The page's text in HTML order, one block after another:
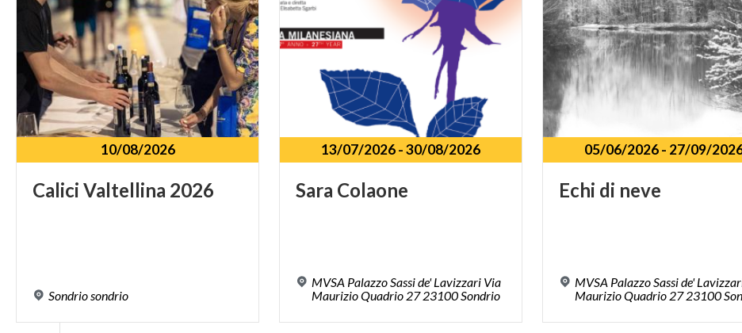
10/08/2026
Calici Valtellina 2026
Sondriosondrio
13/07/2026-30/08/2026
Sara Colaone
MVSA Palazzo Sassi de' Lavizzari Via
Maurizio Quadrio 27 23100 Sondrio
05/06/2026- 27/09/
Echi di neve
MVSA Palazzo Sassi de'
Maurizio Quadrio 27 23100